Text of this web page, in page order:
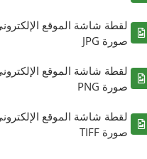
لقطة شاشة الموقع
صورة JPG
لقطة شاشة الموقع
صورة PNG
لقطة شاشة الموقع
صورة TIFF